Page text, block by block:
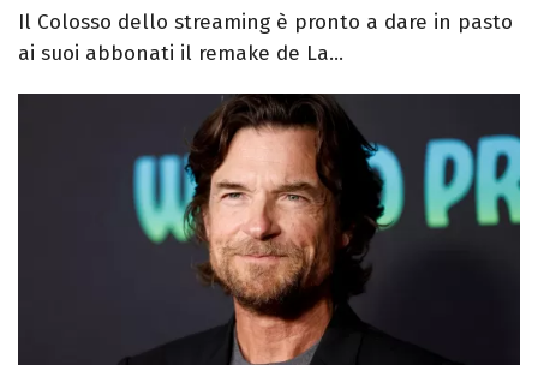
Il Colosso dello streaming è pronto a dare in pasto
ai suoi abbonati il remake de La...